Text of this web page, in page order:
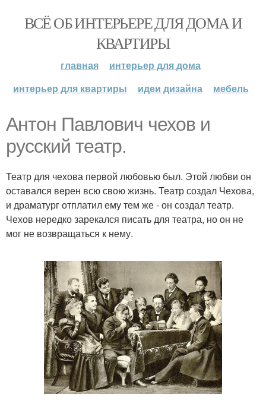
ВСЁ ОБ ИНТЕРЬЕРЕ ДЛЯ ДОМА И
КВАРТИРЫ
главная
интерьер для дома
интерьер для квартиры
идеи дизайна мебель
Антон Павлович чехов и
русский театр.
Театр для чехова первой любовью был. Этой любви он
оставался верен всю свою жизнь. Театр создал Чехова,
и драматург отплатил ему тем же - он создал театр.
Чехов нередко зарекался писать для театра, но он не
мог не возвращаться к нему.